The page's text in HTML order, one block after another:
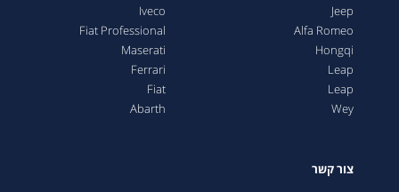
Jeep
Alfa Romeo
Hongqi
Leap
Leap
Wey
Iveco
Fiat Professional
Maserati
Ferrari
Fiat
Abarth
צור קשר